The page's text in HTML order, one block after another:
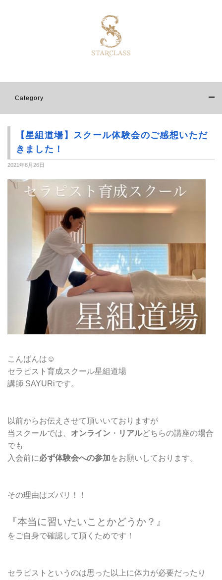
Category
【星組道場】スクール体験会のご感想いただ
きました！
2021年8月26日
こんばんは☺︎
セラピスト育成スクール星組道場
講師 SAYURiです。
以前からお伝えさせて頂いいておりますが
当スクールでは、 オンライン ・ リアルどちらの講座の場合
でも
入会前に必ず体験会への参加をお願いしております。
その理由はズバリ！！
『本当に習いたいことかどうか？』
をご自身で確認して頂くためです！
セラピストというのは思った以上に体力が必要だったり